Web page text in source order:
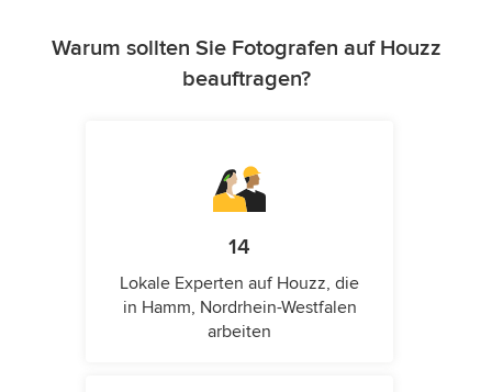
Warum sollten Sie Fotografen auf Houzz
beauftragen?
14
Lokale Experten auf Houzz, die
in Hamm, Nordrhein-Westfalen
arbeiten